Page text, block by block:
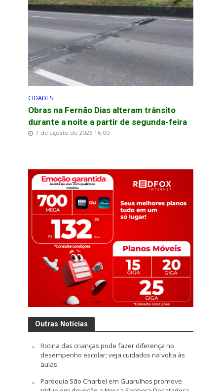
CIDADES
Obras na Fernão Dias alteram trânsito
durante a noite a partir de segunda-feira
7 de agosto de 2026 16:00
Outras Notícias
Rotina das crianças pode fazer diferença no
desempenho escolar; veja cuidados na volta às
aulas
Paróquia São Charbel em Guarulhos promove